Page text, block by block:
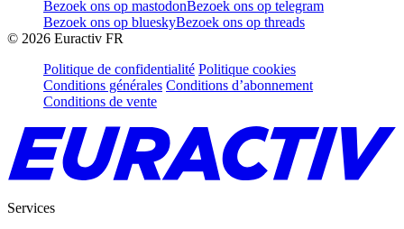
Bezoek ons op mastodonBezoek ons op telegram
Bezoek ons op blueskyBezoek ons op threads
© 2026 Euractiv FR
Politique de confidentialité Politique cookies
Conditions générales Conditions d’abonnement
Conditions de vente
Services